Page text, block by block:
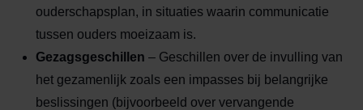
ouderschapsplan, in situaties waarin communicatie
tussen ouders moeizaam is.
Gezagsgeschillen – Geschillen over de invulling van
het gezamenlijk zoals een impasses bij belangrijke
beslissingen (bijvoorbeeld over vervangende